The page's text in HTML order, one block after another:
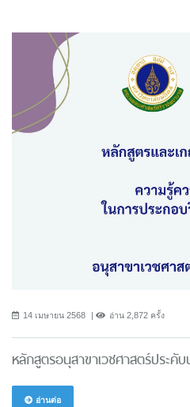
14 เมษายน 2568 อ่าน 2,872 ครั้ง
หลักสูตรอนุสาขาเวชศาสตร์ประคั
อ่านต่อ